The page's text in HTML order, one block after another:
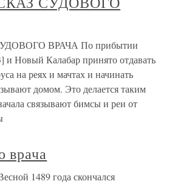
ВРАЧА По прибытии
и Новый Калабар принято отдавать
на реях и мачтах и начинать
домом. Это делается таким
связывают бимсы и реи от
врача
1489 года скончался